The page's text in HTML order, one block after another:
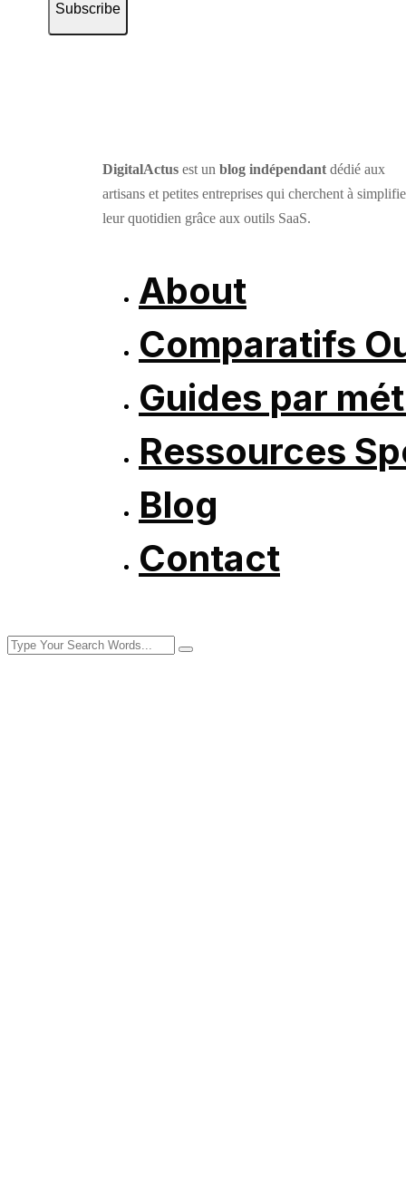
Subscribe
DigitalActus est un blog indépendant dédié aux
artisans et petites entreprises qui cherchent à
leur quotidien grâce aux outils SaaS.
About
Comparatifs
Guides par
Ressources
Blog
Contact